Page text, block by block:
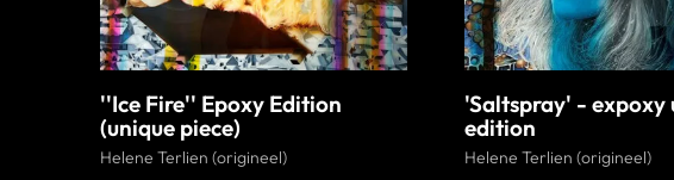
''Ice Fire'' Epoxy Edition
(unique piece)
Helene Terlien (origineel)
'Saltspray' - expoxy
edition
Helene Terlien (origineel)